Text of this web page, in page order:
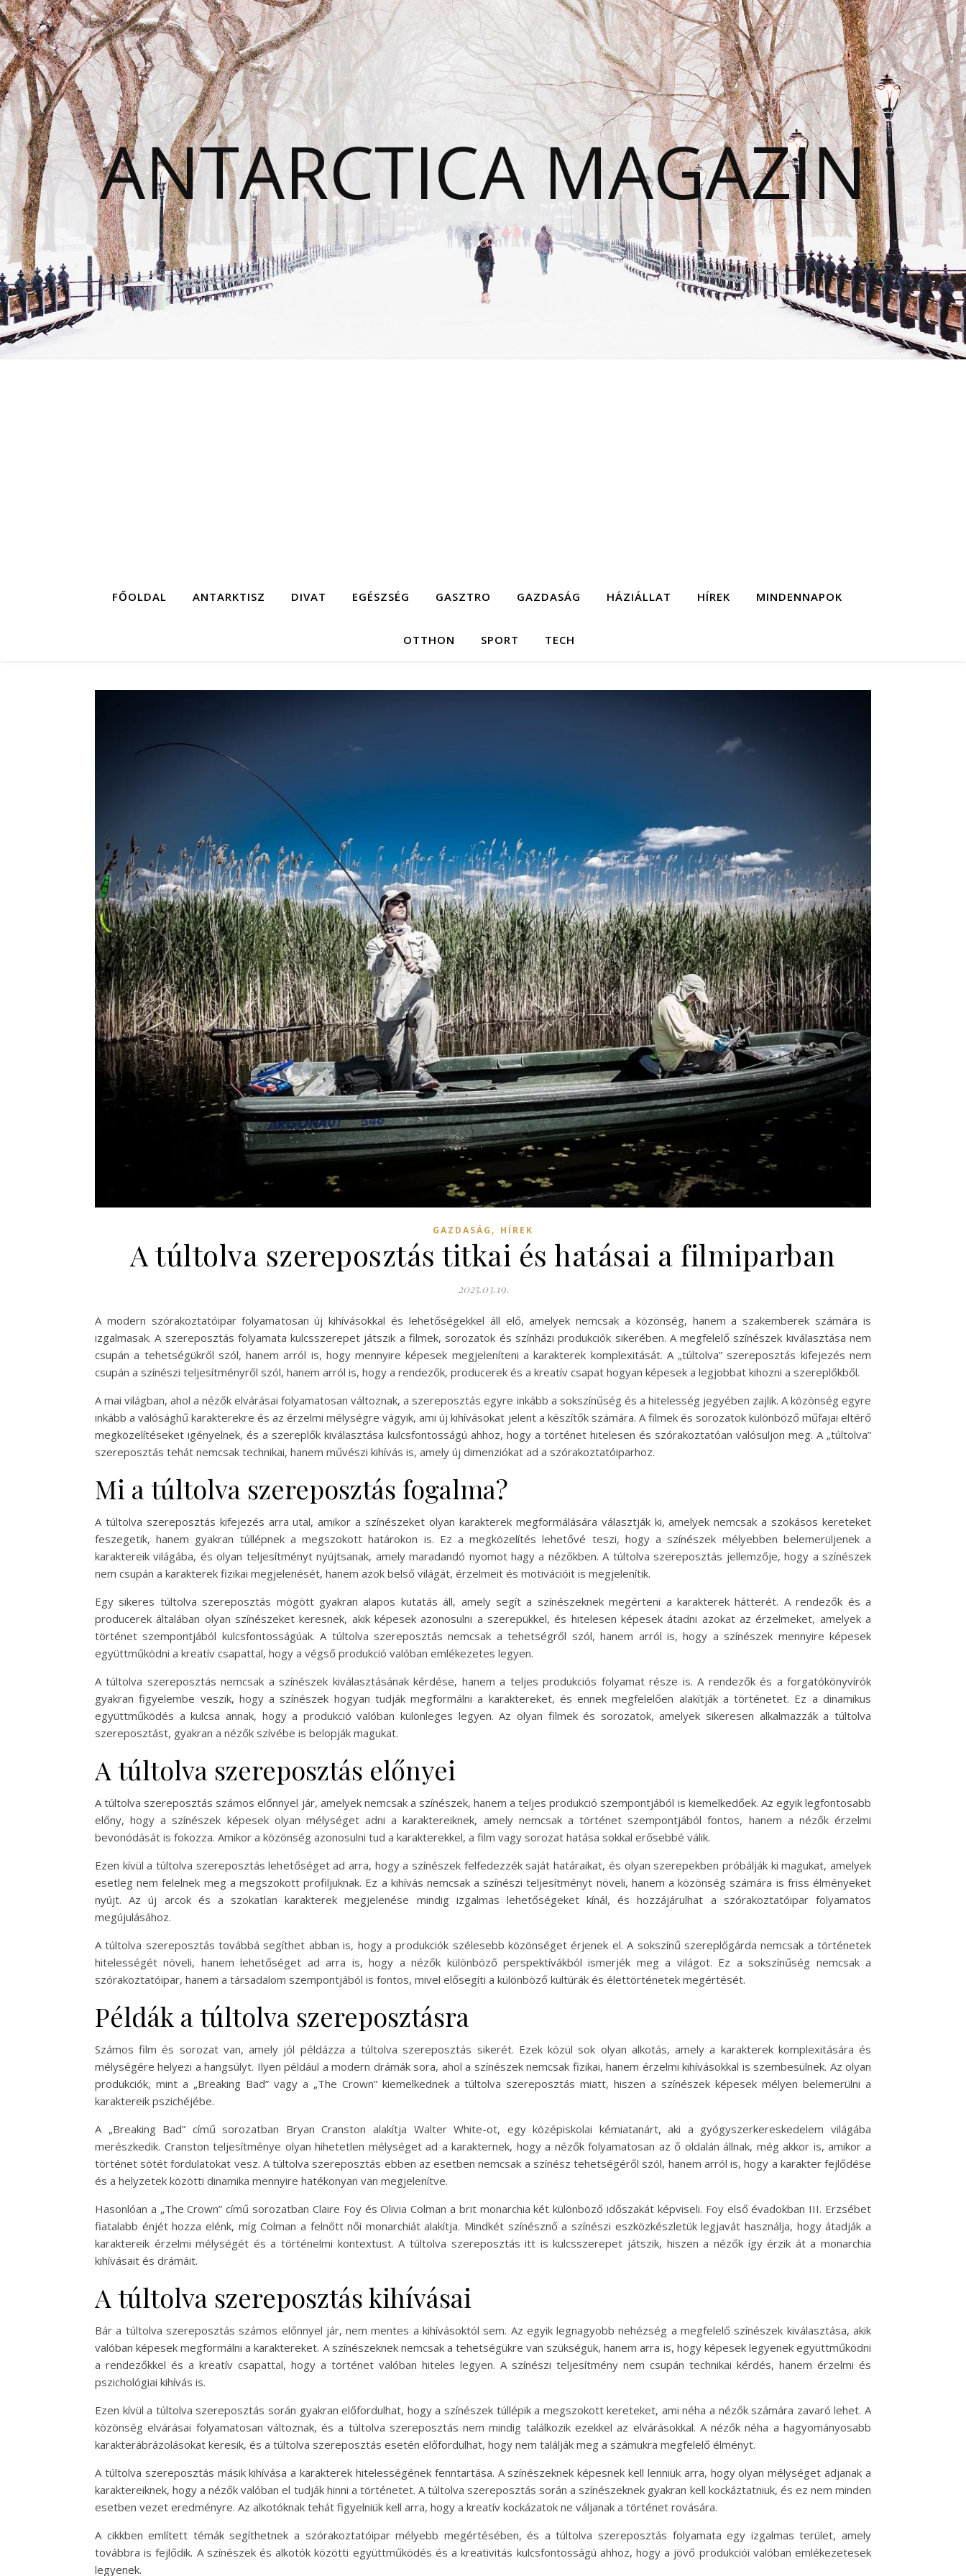
ANTARCTICA MAGAZIN
FŐOLDAL ANTARKTISZ DIVAT EGÉSZSÉG GASZTRO GAZDASÁG HÁZIÁLLAT HÍREK MINDENNAPOK
OTTHON SPORT TECH
GAZDASÁG , HÍREK
A túltolva szereposztás titkai és hatásai a filmiparban
2025.03.19.
A modern szórakoztatóipar folyamatosan új kihívásokkal és lehetőségekkel áll elő, amelyek nemcsak a közönség, hanem a szakemberek számára is
izgalmasak. A szereposztás folyamata kulcsszerepet játszik a filmek, sorozatok és színházi produkciók sikerében. A megfelelő színészek kiválasztása nem
csupán a tehetségükről szól, hanem arról is, hogy mennyire képesek megjeleníteni a karakterek komplexitását. A „túltolva” szereposztás kifejezés nem
csupán a színészi teljesítményről szól, hanem arról is, hogy a rendezők, producerek és a kreatív csapat hogyan képesek a legjobbat kihozni a szereplőkből.
A mai világban, ahol a nézők elvárásai folyamatosan változnak, a szereposztás egyre inkább a sokszínűség és a hitelesség jegyében zajlik. A közönség egyre
inkább a valósághű karakterekre és az érzelmi mélységre vágyik, ami új kihívásokat jelent a készítők számára. A filmek és sorozatok különböző műfajai eltérő
megközelítéseket igényelnek, és a szereplők kiválasztása kulcsfontosságú ahhoz, hogy a történet hitelesen és szórakoztatóan valósuljon meg. A „túltolva”
szereposztás tehát nemcsak technikai, hanem művészi kihívás is, amely új dimenziókat ad a szórakoztatóiparhoz.
Mi a túltolva szereposztás fogalma?
A túltolva szereposztás kifejezés arra utal, amikor a színészeket olyan karakterek megformálására választják ki, amelyek nemcsak a szokásos kereteket
feszegetik, hanem gyakran túllépnek a megszokott határokon is. Ez a megközelítés lehetővé teszi, hogy a színészek mélyebben belemerüljenek a
karaktereik világába, és olyan teljesítményt nyújtsanak, amely maradandó nyomot hagy a nézőkben. A túltolva szereposztás jellemzője, hogy a színészek
nem csupán a karakterek fizikai megjelenését, hanem azok belső világát, érzelmeit és motivációit is megjelenítik.
Egy sikeres túltolva szereposztás mögött gyakran alapos kutatás áll, amely segít a színészeknek megérteni a karakterek hátterét. A rendezők és a
producerek általában olyan színészeket keresnek, akik képesek azonosulni a szerepükkel, és hitelesen képesek átadni azokat az érzelmeket, amelyek a
történet szempontjából kulcsfontosságúak. A túltolva szereposztás nemcsak a tehetségről szól, hanem arról is, hogy a színészek mennyire képesek
együttműködni a kreatív csapattal, hogy a végső produkció valóban emlékezetes legyen.
A túltolva szereposztás nemcsak a színészek kiválasztásának kérdése, hanem a teljes produkciós folyamat része is. A rendezők és a forgatókönyvírók
gyakran figyelembe veszik, hogy a színészek hogyan tudják megformálni a karaktereket, és ennek megfelelően alakítják a történetet. Ez a dinamikus
együttműködés a kulcsa annak, hogy a produkció valóban különleges legyen. Az olyan filmek és sorozatok, amelyek sikeresen alkalmazzák a túltolva
szereposztást, gyakran a nézők szívébe is belopják magukat.
A túltolva szereposztás előnyei
A túltolva szereposztás számos előnnyel jár, amelyek nemcsak a színészek, hanem a teljes produkció szempontjából is kiemelkedőek. Az egyik legfontosabb
előny, hogy a színészek képesek olyan mélységet adni a karaktereiknek, amely nemcsak a történet szempontjából fontos, hanem a nézők érzelmi
bevonódását is fokozza. Amikor a közönség azonosulni tud a karakterekkel, a film vagy sorozat hatása sokkal erősebbé válik.
Ezen kívül a túltolva szereposztás lehetőséget ad arra, hogy a színészek felfedezzék saját határaikat, és olyan szerepekben próbálják ki magukat, amelyek
esetleg nem felelnek meg a megszokott profiljuknak. Ez a kihívás nemcsak a színészi teljesítményt növeli, hanem a közönség számára is friss élményeket
nyújt. Az új arcok és a szokatlan karakterek megjelenése mindig izgalmas lehetőségeket kínál, és hozzájárulhat a szórakoztatóipar folyamatos
megújulásához.
A túltolva szereposztás továbbá segíthet abban is, hogy a produkciók szélesebb közönséget érjenek el. A sokszínű szereplőgárda nemcsak a történetek
hitelességét növeli, hanem lehetőséget ad arra is, hogy a nézők különböző perspektívákból ismerjék meg a világot. Ez a sokszínűség nemcsak a
szórakoztatóipar, hanem a társadalom szempontjából is fontos, mivel elősegíti a különböző kultúrák és élettörténetek megértését.
Példák a túltolva szereposztásra
Számos film és sorozat van, amely jól példázza a túltolva szereposztás sikerét. Ezek közül sok olyan alkotás, amely a karakterek komplexitására és
mélységére helyezi a hangsúlyt. Ilyen például a modern drámák sora, ahol a színészek nemcsak fizikai, hanem érzelmi kihívásokkal is szembesülnek. Az olyan
produkciók, mint a „Breaking Bad” vagy a „The Crown” kiemelkednek a túltolva szereposztás miatt, hiszen a színészek képesek mélyen belemerülni a
karaktereik pszichéjébe.
A „Breaking Bad” című sorozatban Bryan Cranston alakítja Walter White-ot, egy középiskolai kémiatanárt, aki a gyógyszerkereskedelem világába
merészkedik. Cranston teljesítménye olyan hihetetlen mélységet ad a karakternek, hogy a nézők folyamatosan az ő oldalán állnak, még akkor is, amikor a
történet sötét fordulatokat vesz. A túltolva szereposztás ebben az esetben nemcsak a színész tehetségéről szól, hanem arról is, hogy a karakter fejlődése
és a helyzetek közötti dinamika mennyire hatékonyan van megjelenítve.
Hasonlóan a „The Crown” című sorozatban Claire Foy és Olivia Colman a brit monarchia két különböző időszakát képviseli. Foy első évadokban III. Erzsébet
fiatalabb énjét hozza elénk, míg Colman a felnőtt női monarchiát alakítja. Mindkét színésznő a színészi eszközkészletük legjavát használja, hogy átadják a
karaktereik érzelmi mélységét és a történelmi kontextust. A túltolva szereposztás itt is kulcsszerepet játszik, hiszen a nézők így érzik át a monarchia
kihívásait és drámáit.
A túltolva szereposztás kihívásai
Bár a túltolva szereposztás számos előnnyel jár, nem mentes a kihívásoktól sem. Az egyik legnagyobb nehézség a megfelelő színészek kiválasztása, akik
valóban képesek megformálni a karaktereket. A színészeknek nemcsak a tehetségükre van szükségük, hanem arra is, hogy képesek legyenek együttműködni
a rendezőkkel és a kreatív csapattal, hogy a történet valóban hiteles legyen. A színészi teljesítmény nem csupán technikai kérdés, hanem érzelmi és
pszichológiai kihívás is.
Ezen kívül a túltolva szereposztás során gyakran előfordulhat, hogy a színészek túllépik a megszokott kereteket, ami néha a nézők számára zavaró lehet. A
közönség elvárásai folyamatosan változnak, és a túltolva szereposztás nem mindig találkozik ezekkel az elvárásokkal. A nézők néha a hagyományosabb
karakterábrázolásokat keresik, és a túltolva szereposztás esetén előfordulhat, hogy nem találják meg a számukra megfelelő élményt.
A túltolva szereposztás másik kihívása a karakterek hitelességének fenntartása. A színészeknek képesnek kell lenniük arra, hogy olyan mélységet adjanak a
karaktereiknek, hogy a nézők valóban el tudják hinni a történetet. A túltolva szereposztás során a színészeknek gyakran kell kockáztatniuk, és ez nem minden
esetben vezet eredményre. Az alkotóknak tehát figyelniük kell arra, hogy a kreatív kockázatok ne váljanak a történet rovására.
A cikkben említett témák segíthetnek a szórakoztatóipar mélyebb megértésében, és a túltolva szereposztás folyamata egy izgalmas terület, amely
továbbra is fejlődik. A színészek és alkotók közötti együttműködés és a kreativitás kulcsfontosságú ahhoz, hogy a jövő produkciói valóban emlékezetesek
legyenek.